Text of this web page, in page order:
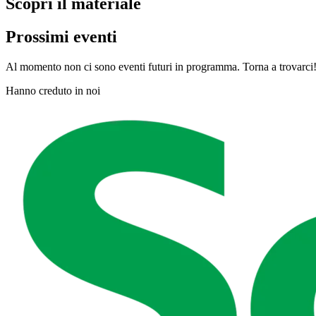
Scopri il materiale
Prossimi eventi
Al momento non ci sono eventi futuri in programma. Torna a trovarci!
Hanno creduto in noi